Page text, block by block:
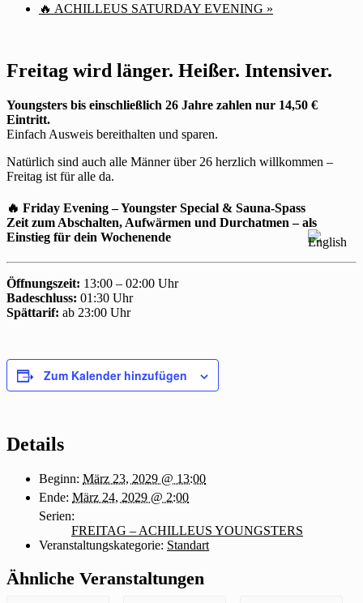
🔥 ACHILLEUS SATURDAY EVENING »
Freitag wird länger. Heißer. Intensiver.
Youngsters bis einschließlich 26 Jahre zahlen nur 14,50 €
Eintritt.
Einfach Ausweis bereithalten und sparen.
Natürlich sind auch alle Männer über 26 herzlich willkommen –
Freitag ist für alle da.
🔥 Friday Evening – Youngster Special & Sauna-Spass
Zeit zum Abschalten, Aufwärmen und Durchatmen – als
Einstieg für dein Wochenende
Öffnungszeit: 13:00 – 02:00 Uhr
Badeschluss: 01:30 Uhr
Spättarif: ab 23:00 Uhr
Zum Kalender hinzufügen
Details
Beginn: März 23, 2029 @ 13:00
Ende: März 24, 2029 @ 2:00
Serien:
FREITAG – ACHILLEUS YOUNGSTERS
Veranstaltungskategorie: Standart
Ähnliche Veranstaltungen